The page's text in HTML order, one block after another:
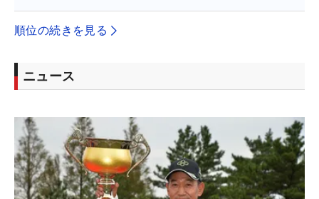
順位の続きを見る
ニュース